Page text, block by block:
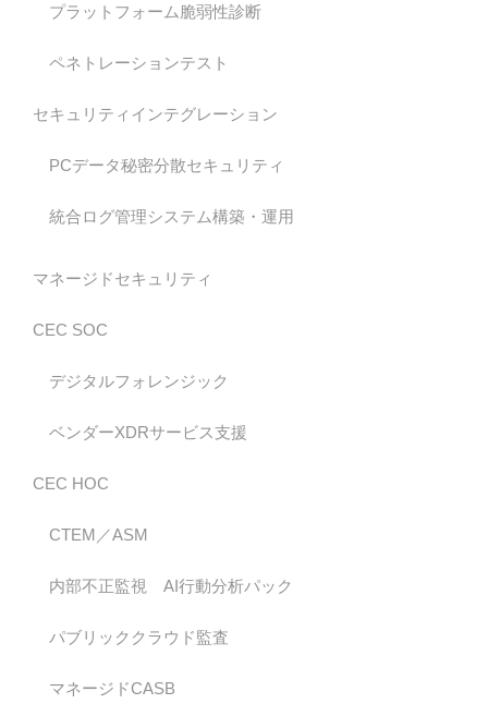
プラットフォーム脆弱性診断
ペネトレーションテスト
セキュリティインテグレーション
PCデータ秘密分散セキュリティ
統合ログ管理システム構築・運用
マネージドセキュリティ
CEC SOC
デジタルフォレンジック
ベンダーXDRサービス支援
CEC HOC
CTEM／ASM
内部不正監視 AI行動分析パック
パブリッククラウド監査
マネージドCASB